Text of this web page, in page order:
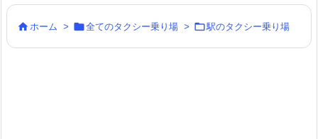
 ホーム > 全てのタクシー乗り場 > 駅のタクシー乗り場